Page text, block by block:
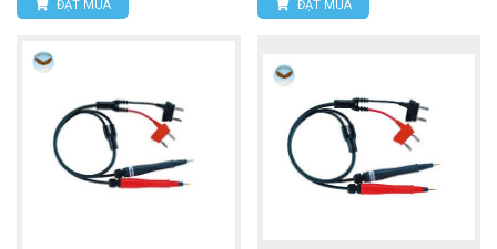
ĐẶT MUA ĐẶT MUA